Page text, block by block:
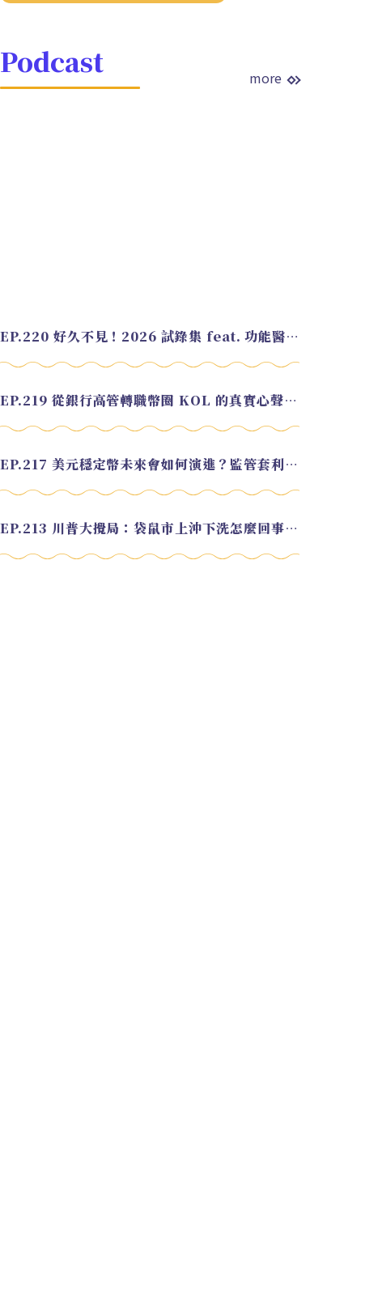
Podcast more
EP.220 好久不見！2026 試錄集 feat. 功能醫學營養師 美寶
EP.219 從銀行高管轉職幣圈 KOL 的真實心聲 feat.龜大
EP.217 美元穩定幣未來會如何演進？監管套利終將收斂？feat. 研究員 余哲安
EP.213 川普大攪局：袋鼠市上沖下洗怎麼回事？feat. Alvin